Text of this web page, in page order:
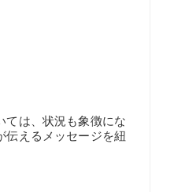
ては、状況も象徴にな
伝えるメッセージを紐